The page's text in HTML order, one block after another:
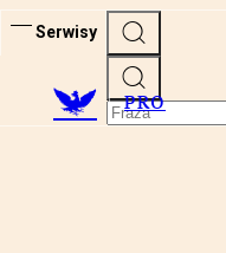
Serwisy
PRO